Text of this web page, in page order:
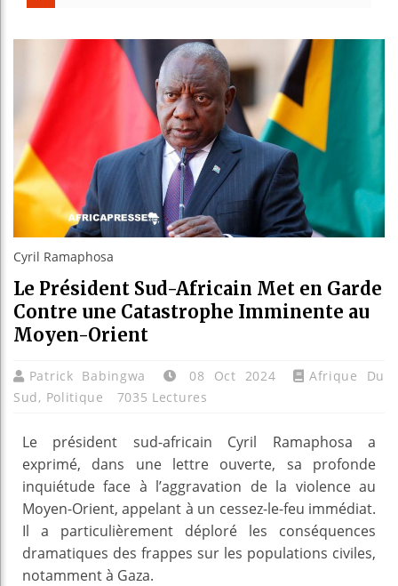
Bénin
Cyril Ramaphosa
Le Président Sud-Africain Met en Garde
Contre une Catastrophe Imminente au
Moyen-Orient
Patrick Babingwa 08 Oct 2024
Afrique Du
Sud, Politique 7035 Lectures
Le président sud-africain Cyril Ramaphosa a
exprimé, dans une lettre ouverte, sa profonde
inquiétude face à l’aggravation de la violence au
Moyen-Orient, appelant à un cessez-le-feu immédiat.
Il a particulièrement déploré les conséquences
dramatiques des frappes sur les populations civiles,
notamment à Gaza.